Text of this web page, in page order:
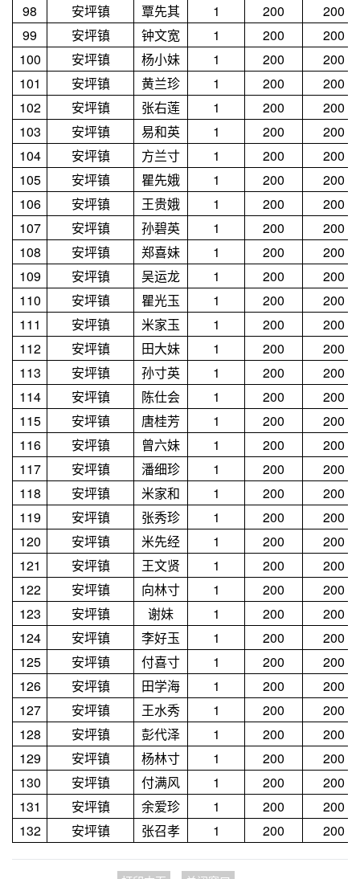
98
安坪镇 覃先其 1 200
200
99
安坪镇 钟文宽 1 200
200
100
安坪镇 杨小妹 1 200
200
101
安坪镇 黄兰珍 1 200
200
102
安坪镇 张右莲 1 200
200
103
安坪镇 易和英 1 200
200
104
安坪镇 方兰寸 1 200
200
105
安坪镇 瞿先娥 1 200
200
106
安坪镇 王贵娥 1 200
200
107
安坪镇 孙碧英 1 200
200
108
安坪镇 郑喜妹 1 200
200
109
安坪镇 吴运龙 1 200
200
110
安坪镇 瞿光玉 1 200
200
111
安坪镇 米家玉 1 200
200
112
安坪镇 田大妹 1 200
200
113
安坪镇 孙寸英 1 200
200
114
安坪镇 陈仕会 1 200
200
115
安坪镇 唐桂芳 1 200
200
116
安坪镇 曾六妹 1 200
200
117
安坪镇 潘细珍 1 200
200
118
安坪镇 米家和 1 200
200
119
安坪镇 张秀珍 1 200
200
120
安坪镇 米先经 1 200
200
121
安坪镇 王文贤 1 200
200
122
安坪镇 向林寸 1 200
200
123
安坪镇 谢妹 1 200
200
124
安坪镇 李好玉 1 200
200
125
安坪镇 付喜寸 1 200
200
126
安坪镇 田学海 1 200
200
127
安坪镇 王水秀 1 200
200
128
安坪镇 彭代泽 1 200
200
129
安坪镇 杨林寸 1 200
200
130
安坪镇 付满风 1 200
200
131
安坪镇 余爱珍 1 200
200
132
安坪镇 张召孝 1 200 200